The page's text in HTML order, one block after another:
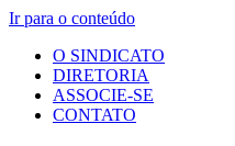
Ir para o conteúdo
O SINDICATO
DIRETORIA
ASSOCIE-SE
CONTATO